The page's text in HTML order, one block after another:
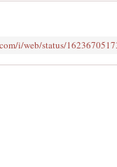
i/web/status/